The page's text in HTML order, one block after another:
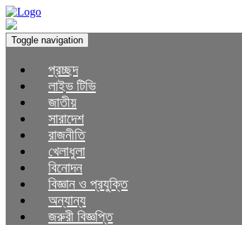
Toggle navigation
প্রচ্ছদ
লাইভ টিভি
জাতীয়
সারাদেশ
রাজনীতি
খেলাধুলা
বিনোদন
বিজ্ঞান ও প্রযুক্তি
অন্যান্য
জরুরী বিজ্ঞপ্তি